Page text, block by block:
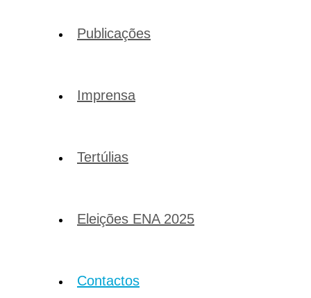
Publicações
Imprensa
Tertúlias
Eleições ENA 2025
Contactos